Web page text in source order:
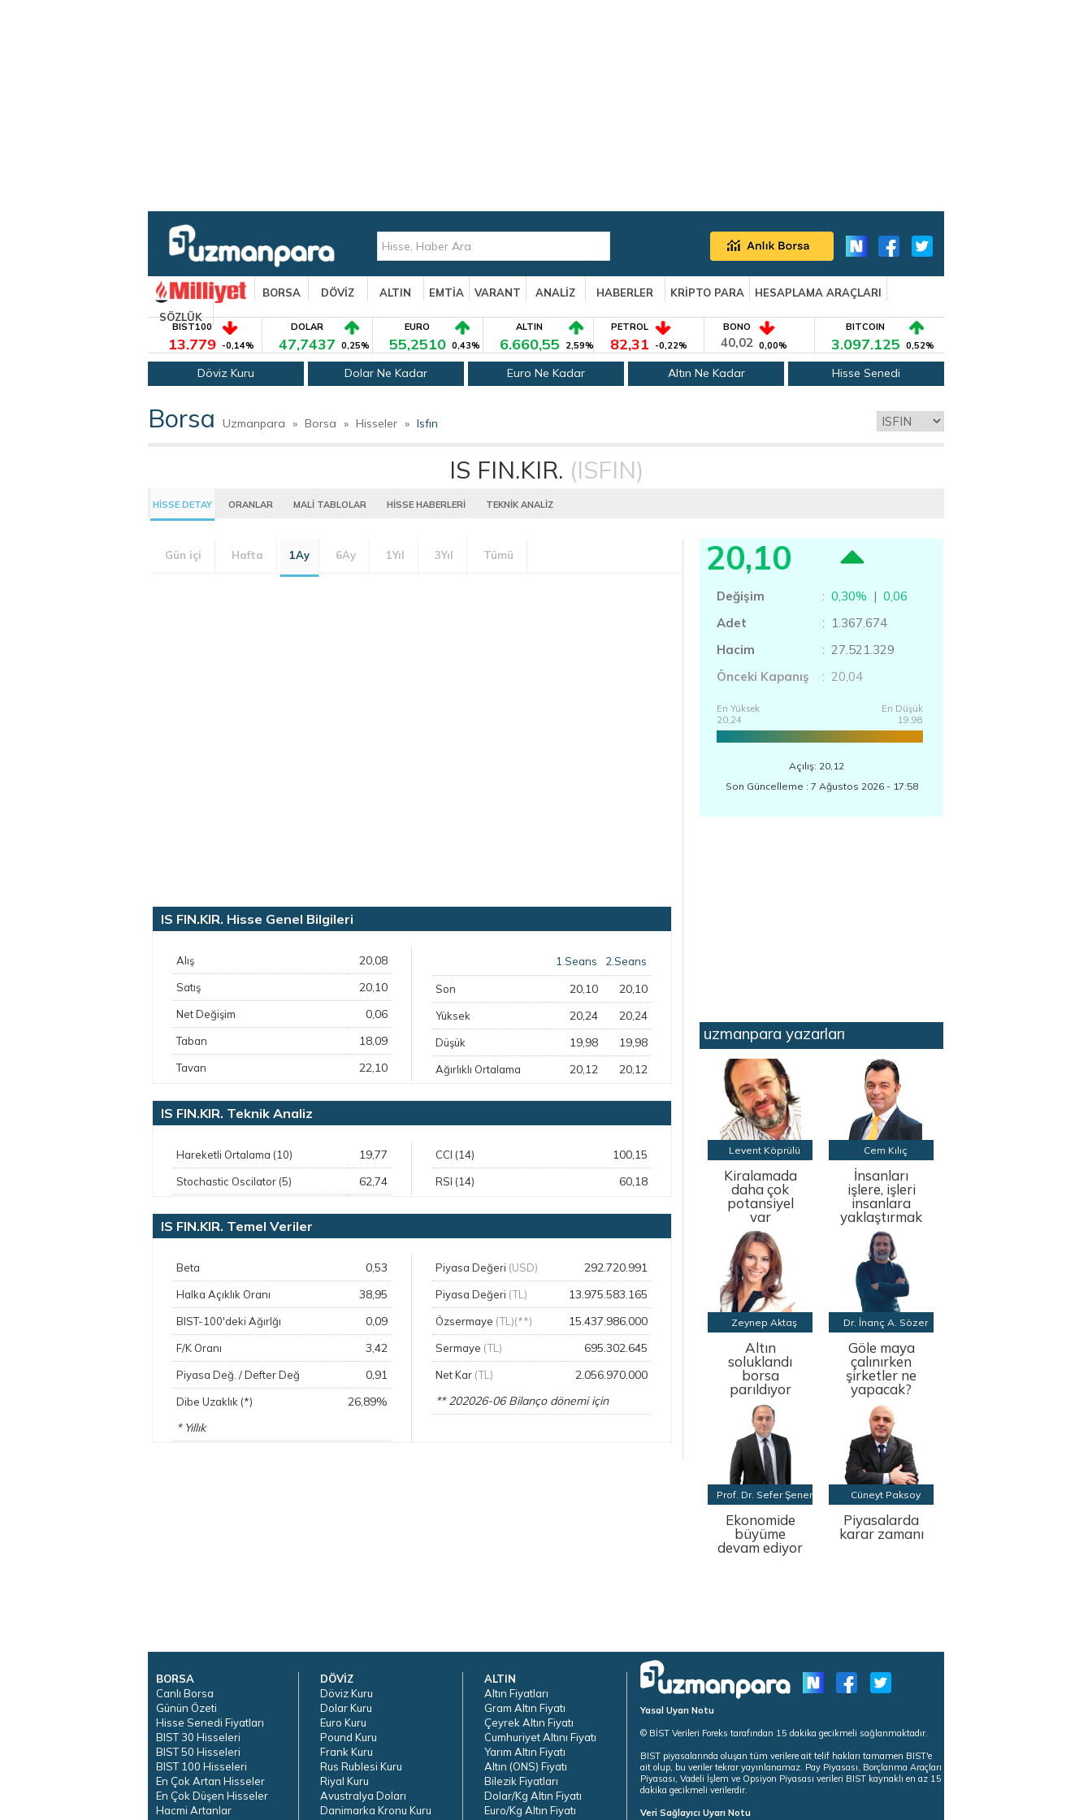
BORSA DÖVİZ ALTIN EMTİA VARANT ANALİZ HABERLER KRİPTO PARA
HESAPLAMA ARAÇLARI
SÖZLÜK
BIST100
13.779 -0,14%
DOLAR
47,7437 0,25%
EURO
55,2510 0,43%
ALTIN
6.660,55 2,59%
PETROL
82,31 -0,22%
BONO
40,02 0,00%
BITCOIN
3.097.125 0,52%
Döviz Kuru Dolar Ne Kadar Euro Ne Kadar Altın Ne Kadar Hisse Senedi
Borsa Uzmanpara » Borsa » Hisseler » Isfın
IS FIN.KIR. (ISFIN)
HİSSE DETAY ORANLAR MALİ TABLOLAR HİSSE HABERLERİ TEKNİK ANALİZ
Gün içi Hafta 1Ay 6Ay 1Yıl 3Yıl Tümü
IS FIN.KIR. Hisse Genel Bilgileri
Alış 20,08
Satış 20,10
Net Değişim 0,06
Taban 18,09
Tavan 22,10
1.Seans 2.Seans
Son 20,10 20,10
Yüksek 20,24 20,24
Düşük 19,98 19,98
Ağırlıklı Ortalama 20,12 20,12
IS FIN.KIR. Teknik Analiz
Hareketli Ortalama (10) 19,77
Stochastic Oscilator (5) 62,74
CCI (14) 100,15
RSI (14) 60,18
IS FIN.KIR. Temel Veriler
Beta 0,53
Halka Açıklık Oranı 38,95
BIST-100'deki Ağırlğı 0,09
F/K Oranı 3,42
Piyasa Değ. / Defter Değ 0,91
Dibe Uzaklık (*)
26,89%
* Yıllık
Piyasa Değeri (USD) 292.720.991
Piyasa Değeri (TL) 13.975.583.165
Özsermaye (TL)(**) 15.437.986.000
Sermaye (TL) 695.302.645
Net Kar (TL)
2.056.970.000
** 202026-06 Bilanço dönemi için
20,10
Değişim : 0,30% | 0,06
Adet
: 1.367.674
Hacim
: 27.521.329
Önceki Kapanış
: 20,04
En Yüksek
20,24
En Düşük
19,98
Açılış: 20,12
Son Güncelleme : 7 Ağustos 2026 - 17:58
uzmanpara yazarları
Levent Köprülü
Kiralamada
daha çok
potansiyel
var
Cem Kılıç
İnsanları
işlere, işleri
insanlara
yaklaştırmak
Zeynep Aktaş
Altın
soluklandı
borsa
parıldıyor
Dr. İnanç A. Sözer
Göle maya
çalınırken
şirketler ne
yapacak?
Prof. Dr. Sefer Şener
Ekonomide
büyüme
devam ediyor
Cüneyt Paksoy
Piyasalarda
karar zamanı
BORSA
Canlı Borsa
Günün Özeti
Hisse Senedi Fiyatları
BIST 30 Hisseleri
BIST 50 Hisseleri
BIST 100 Hisseleri
En Çok Artan Hisseler
En Çok Düşen Hisseler
Hacmi Artanlar
DÖVİZ
Döviz Kuru
Dolar Kuru
Euro Kuru
Pound Kuru
Frank Kuru
Rus Rublesi Kuru
Riyal Kuru
Avustralya Doları
Danimarka Kronu Kuru
ALTIN
Altın Fiyatları
Gram Altın Fiyatı
Çeyrek Altın Fiyatı
Cumhuriyet Altını Fiyatı
Yarım Altın Fiyatı
Altın (ONS) Fiyatı
Bilezik Fiyatları
Dolar/Kg Altın Fiyatı
Euro/Kg Altın Fiyatı
Yasal Uyarı Notu
© BİST Verileri Foreks tarafından 15 dakika gecikmeli sağlanmaktadır.
BIST piyasalarında oluşan tüm verilere ait telif hakları tamamen BIST'e
ait olup, bu veriler tekrar yayınlanamaz. Pay Piyasası, Borçlanma Araçları
Piyasası, Vadeli İşlem ve Opsiyon Piyasası verileri BIST kaynaklı en az 15
dakika gecikmeli verilerdir.
Veri Sağlayıcı Uyarı Notu